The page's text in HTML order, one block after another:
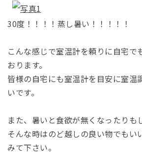
30度！！！！蒸し暑い！！！！！
こんな感じで室温計を頼りに自宅で
おります。
皆様の自宅にも室温計を目安に室温
いです。
また、暑いと食欲が無くなったりも
そんな時はのど越しの良い物でもい
みて下さい。